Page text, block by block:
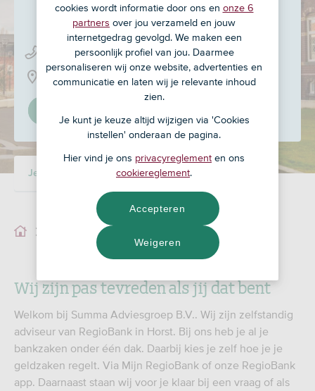
Horst
088-78 66 200
Herstraat 2, 5961 GJ
Je adviseur Ons team
Je adviseur
Wij zijn pas tevreden als jij dat bent
Welkom bij Summa Adviesgroep B.V.. Wij zijn zelfstandig
adviseur van RegioBank in Horst. Bij ons heb je al je
bankzaken onder één dak. Daarbij kies je zelf hoe je je
geldzaken regelt. Via Mijn RegioBank of onze RegioBank
app. Daarnaast staan wij voor je klaar bij een vraag of als
cookies wordt informatie door ons en onze 6
partners over jou verzameld en jouw
internetgedrag gevolgd. We maken een
persoonlijk profiel van jou. Daarmee
personaliseren wij onze website, advertenties en
communicatie en laten wij je relevante inhoud
zien.
Je kunt je keuze altijd wijzigen via 'Cookies
instellen' onderaan de pagina.
Hier vind je ons privacyreglement en ons
cookiereglement.
Weigeren
Accepteren